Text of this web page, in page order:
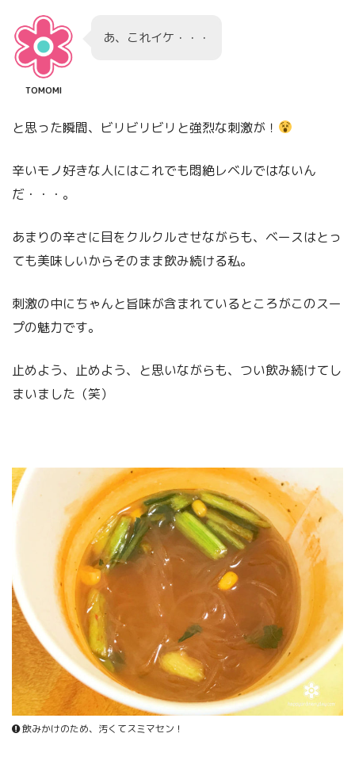
TOMOMI
あ、これイケ・・・
と思った瞬間、ビリビリビリと強烈な刺激が！
辛いモノ好きな人にはこれでも悶絶レベルではないん
だ・・・。
あまりの辛さに目をクルクルさせながらも、ベースはとっ
ても美味しいからそのまま飲み続ける私。
刺激の中にちゃんと旨味が含まれているところがこのスー
プの魅力です。
止めよう、止めよう、と思いながらも、つい飲み続けてし
まいました（笑）
飲みかけのため、汚くてスミマセン！